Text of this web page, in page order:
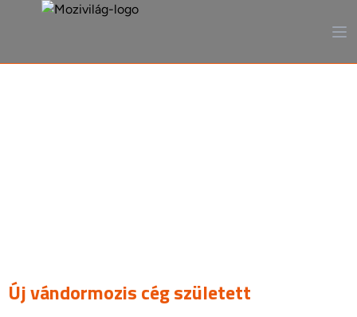
Új vándormozis cég született